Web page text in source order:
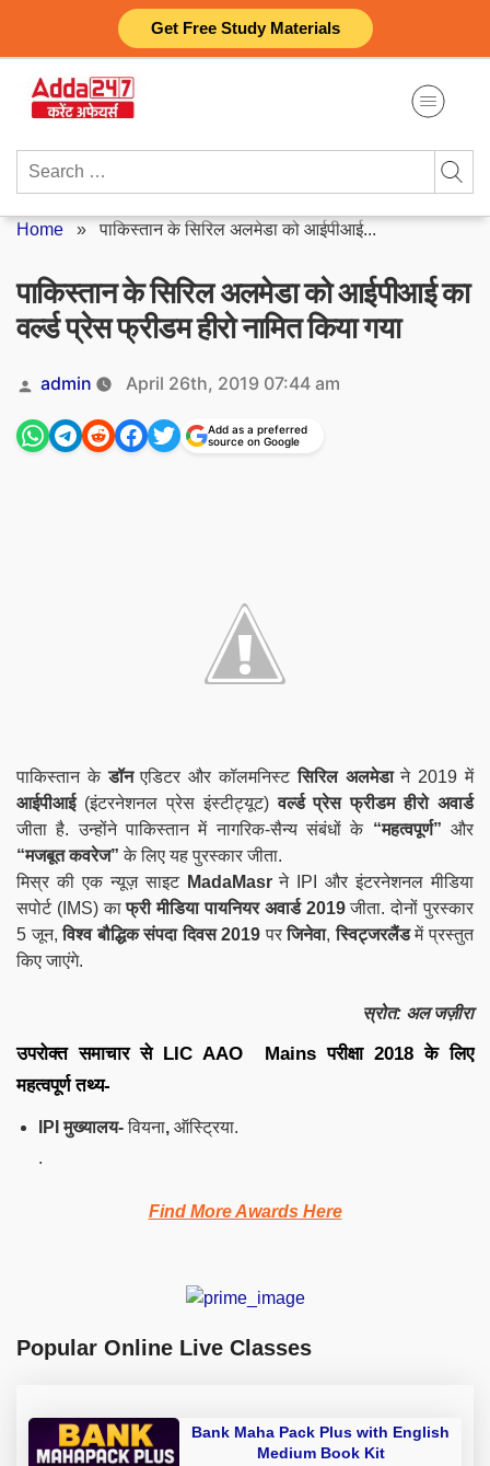
Get Free Study Materials
content
Search
Home »पाकिस्तान के सिरिल अलमेडा को आईपीआई...
पाकिस्तान के सिरिल अलमेडा को आईपीआई का
वर्ल्ड प्रेस फ्रीडम हीरो नामित किया गया
Posted
by
admin April 26th, 2019 07:44 am
Add as a preferred
source on Google
पाकिस्तान केडॉनएडिटर और कॉलमनिस्टसिरिल अलमेडाने 2019 में
आईपीआई(इंटरनेशनल प्रेस इंस्टीट्यूट)वर्ल्ड प्रेस फ्रीडम हीरो अवार्ड
जीता है. उन्होंने पाकिस्तान में नागरिक-सैन्य संबंधों के “महत्वपूर्ण”और
“मजबूत कवरेज” के लिए यह पुरस्कार जीता.
मिस्र की एक न्यूज़ साइट MadaMasrने IPI और इंटरनेशनल मीडिया
सपोर्ट (IMS) काफ्री मीडिया पायनियर अवार्ड 2019जीता. दोनों पुरस्कार
5 जून,विश्व बौद्धिक संपदा दिवस 2019परजिनेवा,स्विट्जरलैंडमें प्रस्तुत
किए जाएंगे.
स्रोत: अल जज़ीरा
उपरोक्त समाचार से LIC AAO Mains परीक्षा 2018 के लिए
महत्वपूर्ण तथ्य-
IPI मुख्यालय-वियना, ऑस्ट्रिया.
.
Find More Awards Here
Popular Online Live Classes
Bank Maha Pack Plus with English
Medium Book Kit